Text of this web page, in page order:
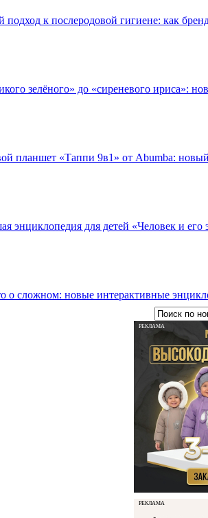
подход к послеродовой гигиене: как
зелёного» до «сиреневого ириса»:
планшет «Таппи 9в1» от Abumba:
энциклопедия для детей «Человек и
о сложном: новые интерактивные
РЕКЛАМА
РЕКЛАМА